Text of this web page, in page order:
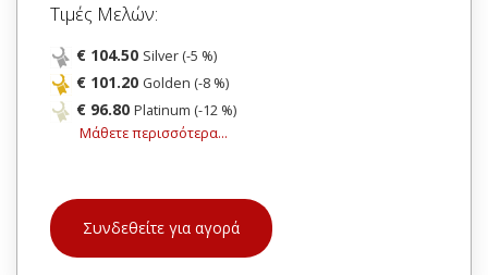
Τιμές Μελών:
€ 104.50 Silver (-5 %)
€ 101.20 Golden (-8 %)
€ 96.80 Platinum (-12 %)
Μάθετε περισσότερα...
Συνδεθείτε για αγορά